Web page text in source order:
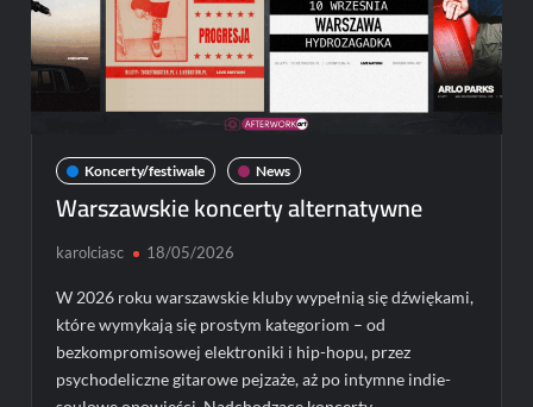
Koncerty/festiwale News
Warszawskie koncerty alternatywne
karolciasc 18/05/2026
W 2026 roku warszawskie kluby wypełnią się dźwiękami,
które wymykają się prostym kategoriom – od
bezkompromisowej elektroniki i hip-hopu, przez
psychodeliczne gitarowe pejzaże, aż po intymne indie-